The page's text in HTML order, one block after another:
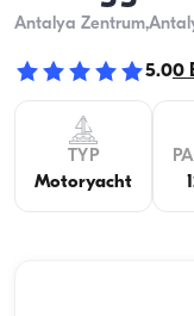
Antalya Zentrum
5.00
TYP
Motoryacht